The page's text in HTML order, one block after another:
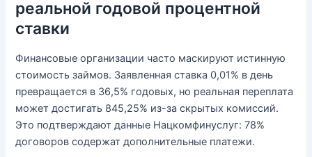
реальной годовой процентной
ставки
Финансовые организации часто маскируют истинную
стоимость займов. Заявленная ставка 0,01% в день
превращается в 36,5% годовых, но реальная переплата
может достигать 845,25% из-за скрытых комиссий.
Это подтверждают данные Нацкомфинуслуг: 78%
договоров содержат дополнительные платежи.